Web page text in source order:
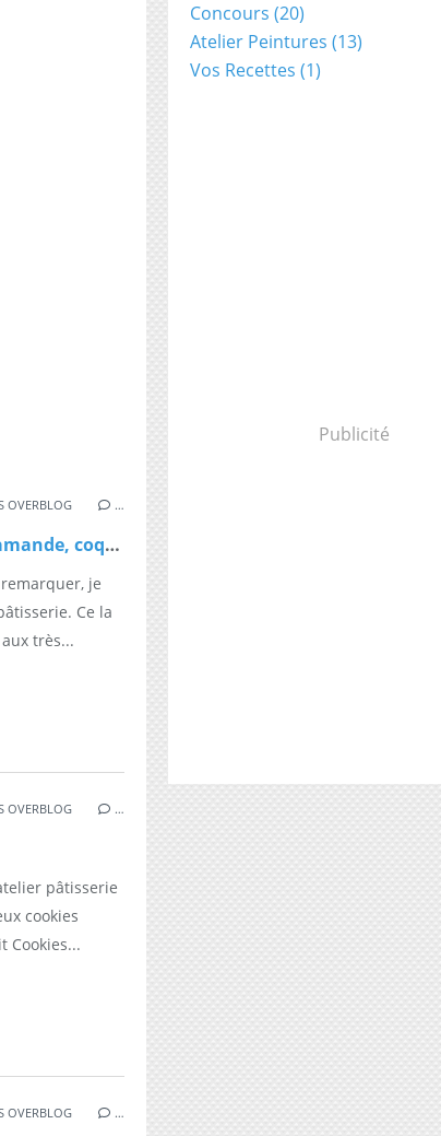
OVERBLOG …
Madeleines miel et amande, coque en chocolat
je
Ce la
très...
OVERBLOG …
pâtisserie
cookies
Cookies...
OVERBLOG …
Concours (20)
Atelier Peintures (13)
Vos Recettes (1)
Publicité